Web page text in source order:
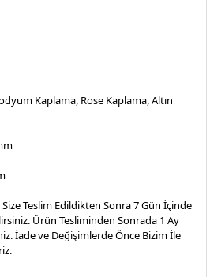
Kaplama, Rose Kaplama, Altın
Teslim Edildikten Sonra 7 Gün İçinde
Ürün Tesliminden Sonrada 1 Ay
İade ve Değişimlerde Önce Bizim İle